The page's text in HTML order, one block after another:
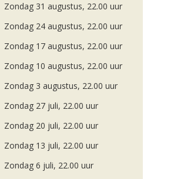
Zondag 31 augustus, 22.00 uur
Zondag 24 augustus, 22.00 uur
Zondag 17 augustus, 22.00 uur
Zondag 10 augustus, 22.00 uur
Zondag 3 augustus, 22.00 uur
Zondag 27 juli, 22.00 uur
Zondag 20 juli, 22.00 uur
Zondag 13 juli, 22.00 uur
Zondag 6 juli, 22.00 uur